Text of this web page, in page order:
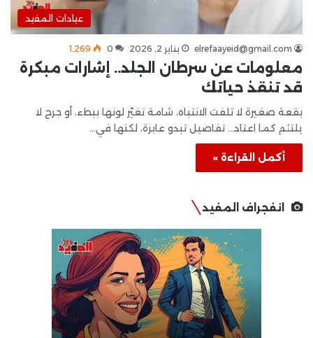
عيادات المفيد
elrefaayeid@gmail.com يناير 2, 2026 0 1٬269
معلومات عن سرطان الجلد.. إشارات مبكرة
قد تنقذ حياتك
بقعة صغيرة لا تلفت الانتباه، شامة تغيّر لونها ببطء، أو جرح لا
يلتئم كما اعتاد… تفاصيل تبدو عابرة، لكنها في…
أكمل القراءة »
انفجراف المفيد